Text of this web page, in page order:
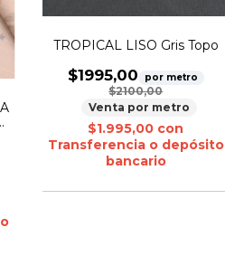
TROPICAL LISO Gris Topo
$1995,00 por metro
$2100,00
Venta por metro
$1.995,00 con
Transferencia o depósito
bancario